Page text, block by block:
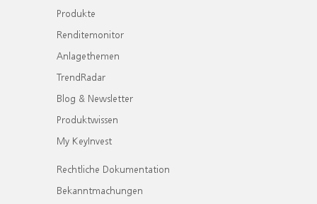
Produkte
Renditemonitor
Anlagethemen
TrendRadar
Blog & Newsletter
Produktwissen
My KeyInvest
Rechtliche Dokumentation
Bekanntmachungen